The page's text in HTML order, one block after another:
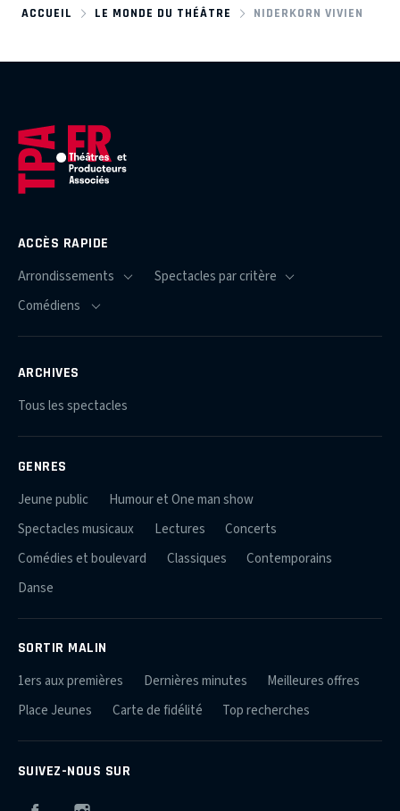
ACCUEIL LE MONDE DU THÉÂTRE NIDERKORN VIVIEN
ACCÈS RAPIDE
ARCHIVES
Tous les spectacles
GENRES
Jeune public
Humour et One man show
Spectacles musicaux
Lectures
Concerts
Comédies et boulevard
Classiques
Contemporains
Danse
SORTIR MALIN
1ers aux premières Dernières minutes
Meilleures offres
Place Jeunes
Carte de fidélité Top recherches
SUIVEZ-NOUS SUR